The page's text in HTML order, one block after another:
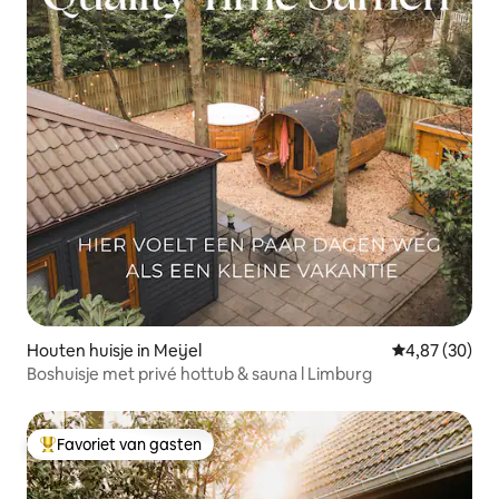
Houten huisje in Meijel Gemiddelde
4,87 (30)
Boshuisje met privé hottub & sauna l Limburg
Topfavoriet van gasten
Favoriet van gasten